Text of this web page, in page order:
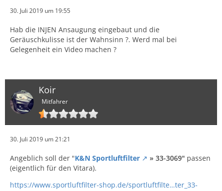
30. Juli 2019 um 19:55
Hab die INJEN Ansaugung eingebaut und die
Geräuschkulisse ist der Wahnsinn ?. Werd mal bei
Gelegenheit ein Video machen ?
Koir
Mitfahrer
30. Juli 2019 um 21:21
Angeblich soll der "K&N Sportluftfilter » 33-3069" passen
(eigentlich für den Vitara).
https://www.sportluftfilter-shop.de/sportluftfilte…ter_33-